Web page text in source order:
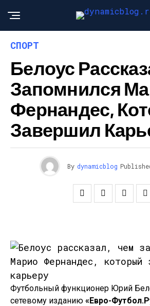
СПОРТ
Белоус
Запомнился
Фернандес,
Завершил
By dynamicblog
Футбольный функционер Юрий
сетевому изданию «Евро-